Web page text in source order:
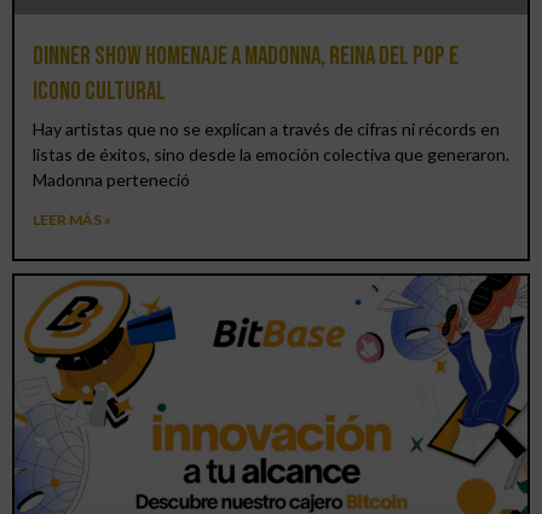
Dinner Show homenaje a Madonna, reina del pop e
icono cultural
Hay artistas que no se explican a través de cifras ni récords en
listas de éxitos, sino desde la emoción colectiva que generaron.
Madonna perteneció
LEER MÁS »